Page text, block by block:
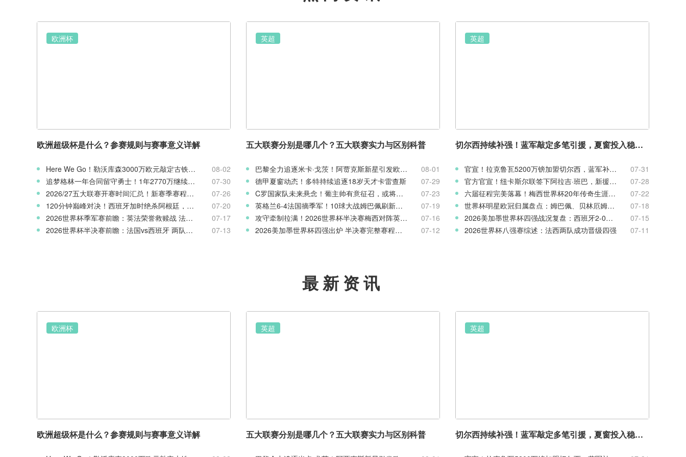
欧洲杯
欧洲超级杯是什么？参赛规则与赛事意义详解
Here We Go！勒沃库森3000万欧元敲定古铁雷斯，寻找格里马尔多继任者
08-02
追梦格林一年合同留守勇士！1年2770万继续搭档库里
07-30
2026/27五大联赛开赛时间汇总！新赛季赛程官宣
07-26
120分钟巅峰对决！西班牙加时绝杀阿根廷，斩获2026世界杯冠军
07-20
2026世界杯季军赛前瞻：英法荣誉救赎战 法国对阵英格兰
07-17
2026世界杯半决赛前瞻：法国vs西班牙 两队战术实力全面解析
07-13
英超
五大联赛分别是哪几个？五大联赛实力与区别科普
巴黎全力追逐米卡·戈茨！阿贾克斯新星引发欧冠豪门争夺
08-01
德甲夏窗动态！多特持续追逐18岁天才卡雷查斯
07-29
C罗国家队未来悬念！葡主帅有意征召，或将出战欧国联
07-23
英格兰6-4法国摘季军！10球大战姆巴佩刷新世界杯纪录
07-19
攻守牵制拉满！2026世界杯半决赛梅西对阵英格兰客观表现复盘
07-16
2026美加墨世界杯四强出炉 半决赛完整赛程与八强赛盘点
07-12
英超
切尔西持续补强！蓝军敲定多笔引援，夏窗投入稳居英超前列
官宣！拉克鲁瓦5200万镑加盟切尔西，蓝军补强后防线
07-31
官方官宣！纽卡斯尔联签下阿拉吉·班巴，新援身披8号战袍
07-28
六届征程完美落幕！梅西世界杯20年传奇生涯完整回顾
07-22
世界杯明星欧冠归属盘点：姆巴佩、贝林厄姆新赛季欧战前景
07-18
2026美加墨世界杯四强战况复盘：西班牙2-0法国率先闯入决赛
07-15
2026世界杯八强赛综述：法西两队成功晋级四强
07-11
最新资讯
欧洲杯
欧洲超级杯是什么？参赛规则与赛事意义详解
英超
五大联赛分别是哪几个？五大联赛实力与区别科普
英超
切尔西持续补强！蓝军敲定多笔引援，夏窗投入稳居英超前列